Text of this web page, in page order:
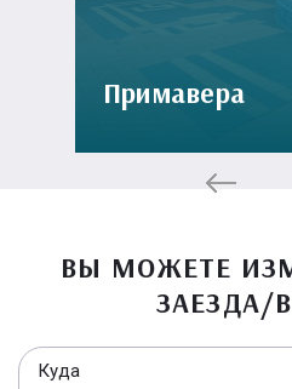
Примавера
ВЫ МОЖЕТЕ
ЗАЕЗДА/
Куда